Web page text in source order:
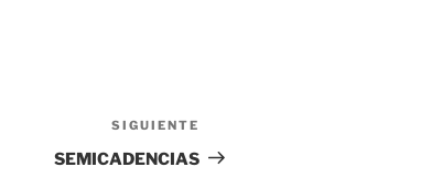
entrada
SIGUIENTE
SEMICADENCIAS